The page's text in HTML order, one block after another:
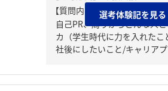
【質問内容・課題】
自己PR、周りからどんな人
カ（学生時代に力を入れたこ
社後にしたいこと/キャリア
選考体験記を見る